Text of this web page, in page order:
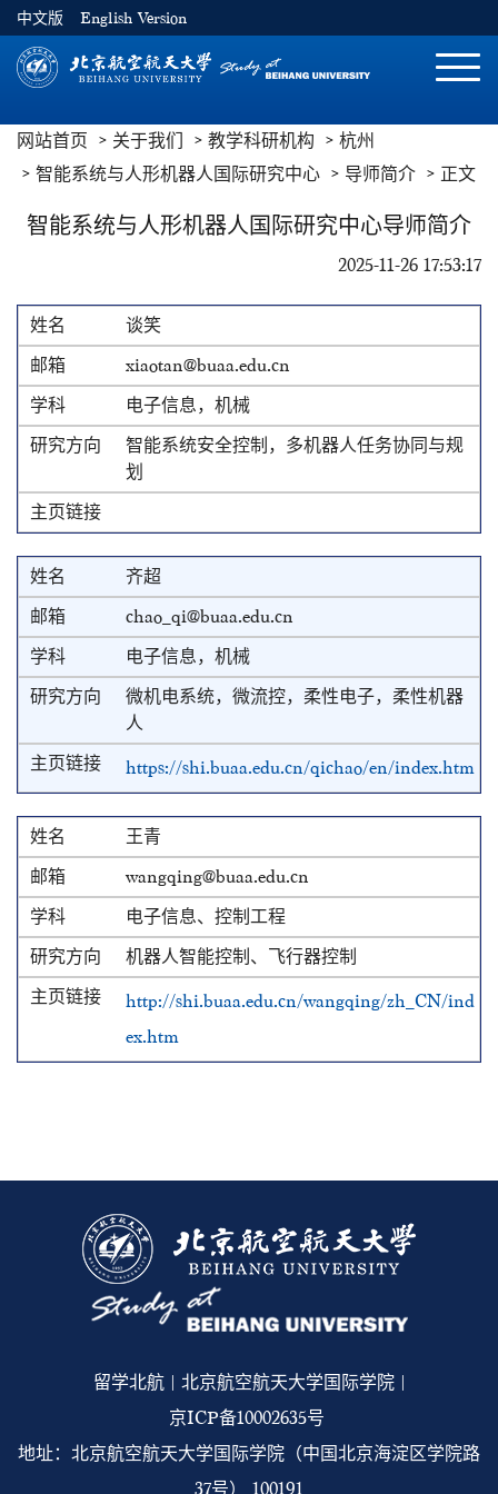
中文版 English Version
切
航
网站首页 关于我们 教学科研机构
杭州
智能系统与人形机器人国际研究中心
导师简介 正文
智能系统与人形机器人国际研究中心导师简介
2025-11-26 17:53:17
谈笑
xiaotan@buaa.edu.cn
电子信息，机械
智能系统安全控制，多机器人任务协同与规
划
齐超
chao_qi@buaa.edu.cn
电子信息，机械
微机电系统，微流控，柔性电子，柔性机器
人
https://shi.buaa.edu.cn/qichao/en/index.htm
王青
wangqing@buaa.edu.cn
电子信息、控制工程
机器人智能控制、飞行器控制
http://shi.buaa.edu.cn/wangqing/zh_CN/ind
ex.htm
留学北航 | 北京航空航天大学国际学院 |
京ICP备10002635号
地址：北京航空航天大学国际学院（中国北京海淀区学院路
37号） 100191